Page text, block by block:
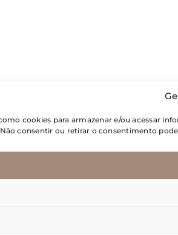
cookies para armazenar e/ou acessar
consentir ou retirar o consentimento